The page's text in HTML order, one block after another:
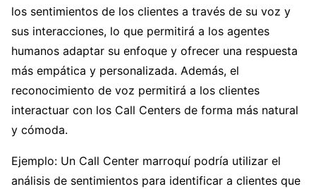
los sentimientos de los clientes a través de su voz y
sus interacciones, lo que permitirá a los agentes
humanos adaptar su enfoque y ofrecer una respuesta
más empática y personalizada. Además, el
reconocimiento de voz permitirá a los clientes
interactuar con los Call Centers de forma más natural
y cómoda.
Ejemplo: Un Call Center marroquí podría utilizar el
análisis de sentimientos para identificar a clientes que